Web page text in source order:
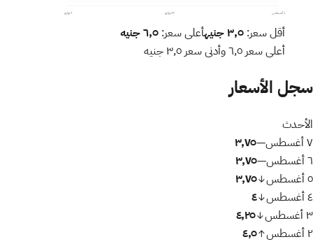
٩ يوليو ٢٣ يوليو ٧ أغسطس
أقل سعر: ٣٫٥ جنيهأعلى سعر: ٦٫٥جنيه
أعلى سعر ٦٫٥وأدنى سعر ٣٫٥ جنيه
سجل الأسعار
الأحدث
٧ أغسطس
—٣٫٧٥
٦ أغسطس
—٣٫٧٥
٥ أغسطس
↓٣٫٧٥
٤ أغسطس
↓٤
٣ أغسطس
↓٤٫٢٥
٢ أغسطس
↑٤٫٥